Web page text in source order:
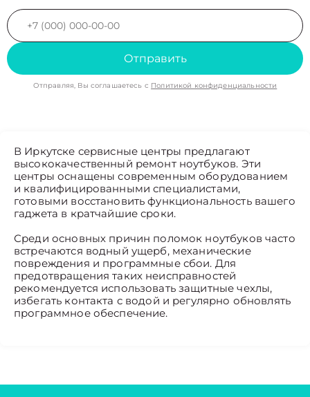
Отправить
Отправляя, Вы соглашаетесь с Политикой конфиденциальности
В Иркутске сервисные центры предлагают
высококачественный ремонт ноутбуков. Эти
центры оснащены современным оборудованием
и квалифицированными специалистами,
готовыми восстановить функциональность вашего
гаджета в кратчайшие сроки.
Среди основных причин поломок ноутбуков часто
встречаются водный ущерб, механические
повреждения и программные сбои. Для
предотвращения таких неисправностей
рекомендуется использовать защитные чехлы,
избегать контакта с водой и регулярно обновлять
программное обеспечение.